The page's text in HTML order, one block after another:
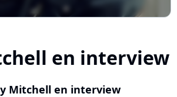
en interview
Mitchell en interview